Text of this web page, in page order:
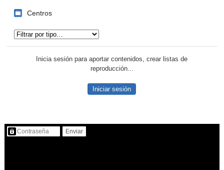
Centros
Inicia sesión para aportar contenidos, crear listas de
reproducción...
Iniciar sesión
Contenido protegido…